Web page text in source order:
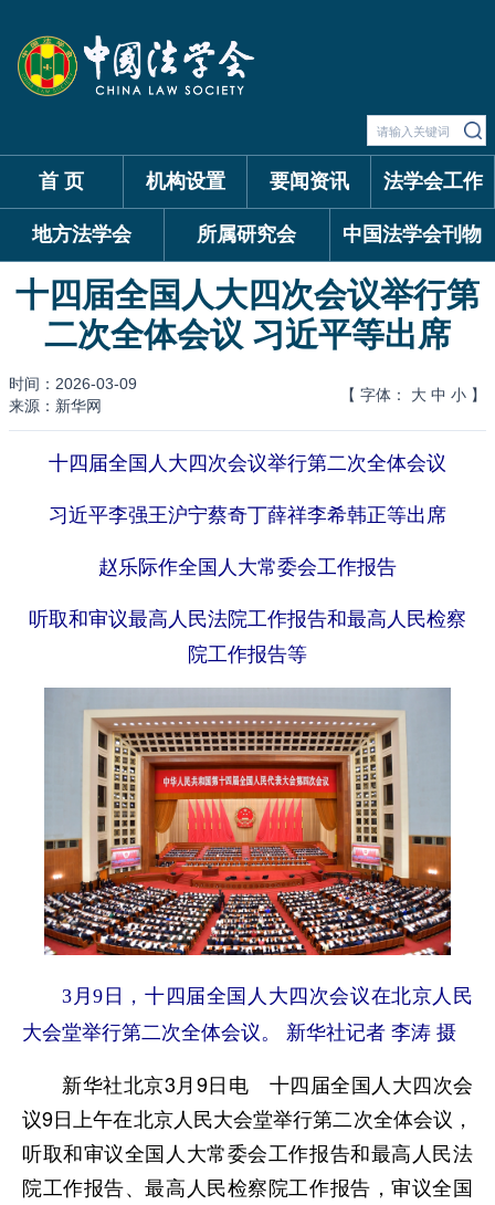
首 页 机构设置 要闻资讯 法学会工作
地方法学会 所属研究会 中国法学会刊物
十四届全国人大四次会议举行第
二次全体会议 习近平等出席
时间：2026-03-09
来源：新华网
【 字体： 大 中 小 】
十四届全国人大四次会议举行第二次全体会议
习近平李强王沪宁蔡奇丁薛祥李希韩正等出席
赵乐际作全国人大常委会工作报告
听取和审议最高人民法院工作报告和最高人民检察
院工作报告等
3月9日，十四届全国人大四次会议在北京人民
大会堂举行第二次全体会议。 新华社记者 李涛 摄
新华社北京3月9日电 十四届全国人大四次会
议9日上午在北京人民大会堂举行第二次全体会议，
听取和审议全国人大常委会工作报告和最高人民法
院工作报告、最高人民检察院工作报告，审议全国